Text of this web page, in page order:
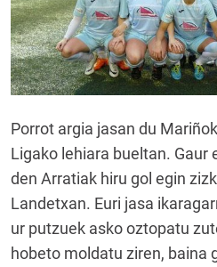
Porrot argia jasan du
Ligako lehiara bueltan. Gaur
den Arratiak hiru gol egin
Landetxan. Euri jasa
ur putzuek asko oztopatu
hobeto moldatu ziren, baina